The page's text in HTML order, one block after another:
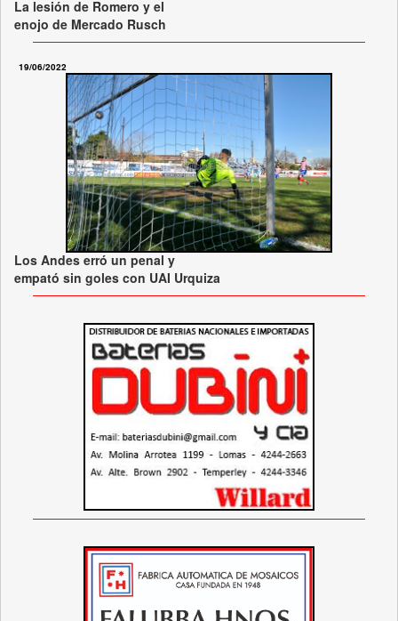
La lesión de Romero y el
enojo de Mercado Rusch
19/06/2022
Los Andes erró un penal y
empató sin goles con UAI Urquiza